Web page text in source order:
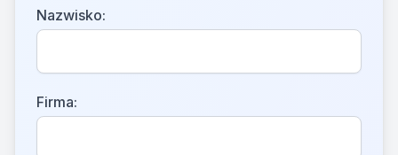
Nazwisko:
Firma: